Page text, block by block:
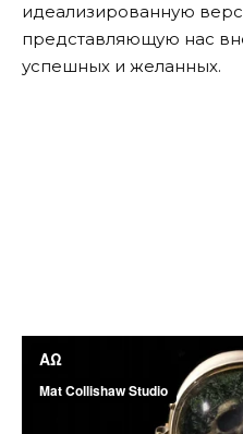
идеализированную
представляющую нас
успешных и желанных.